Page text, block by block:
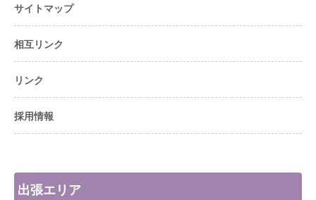
サイトマップ
相互リンク
リンク
採用情報
出張エリア